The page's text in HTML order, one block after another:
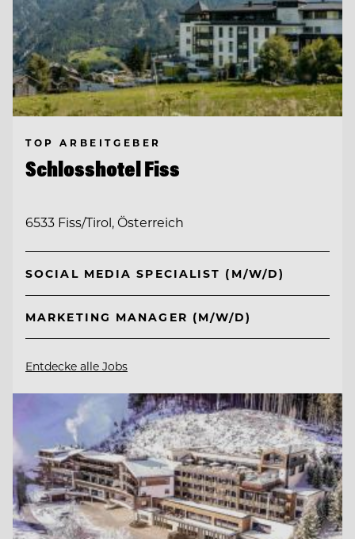
TOP ARBEITGEBER
Schlosshotel Fiss
6533 Fiss/Tirol, Österreich
SOCIAL MEDIA SPECIALIST (M/W/D)
MARKETING MANAGER (M/W/D)
Entdecke alle Jobs